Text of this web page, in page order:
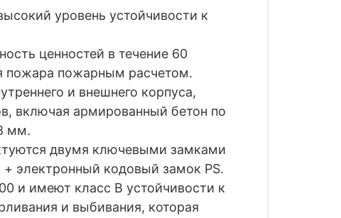
уровень устойчивости к
ценностей в течение 60
пожара пожарным расчетом.
и внешнего корпуса,
включая армированный бетон по
мм.
двумя ключевыми замками
электронный кодовый замок PS.
и имеют класс B устойчивости к
и выбивания, которая